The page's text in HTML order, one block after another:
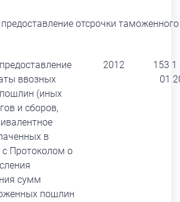
отсрочки
ввозных
(иных
и сборов,
в
с Протоколом о
сумм
пошлин
2012
153 1
01